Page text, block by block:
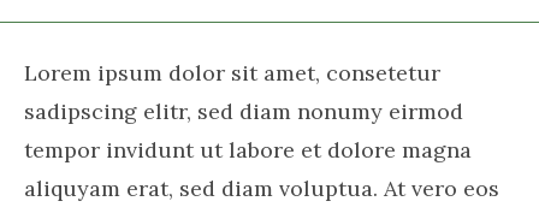
Lorem ipsum dolor sit amet, consetetur
sadipscing elitr, sed diam nonumy eirmod
tempor invidunt ut labore et dolore magna
aliquyam erat, sed diam voluptua. At vero eos